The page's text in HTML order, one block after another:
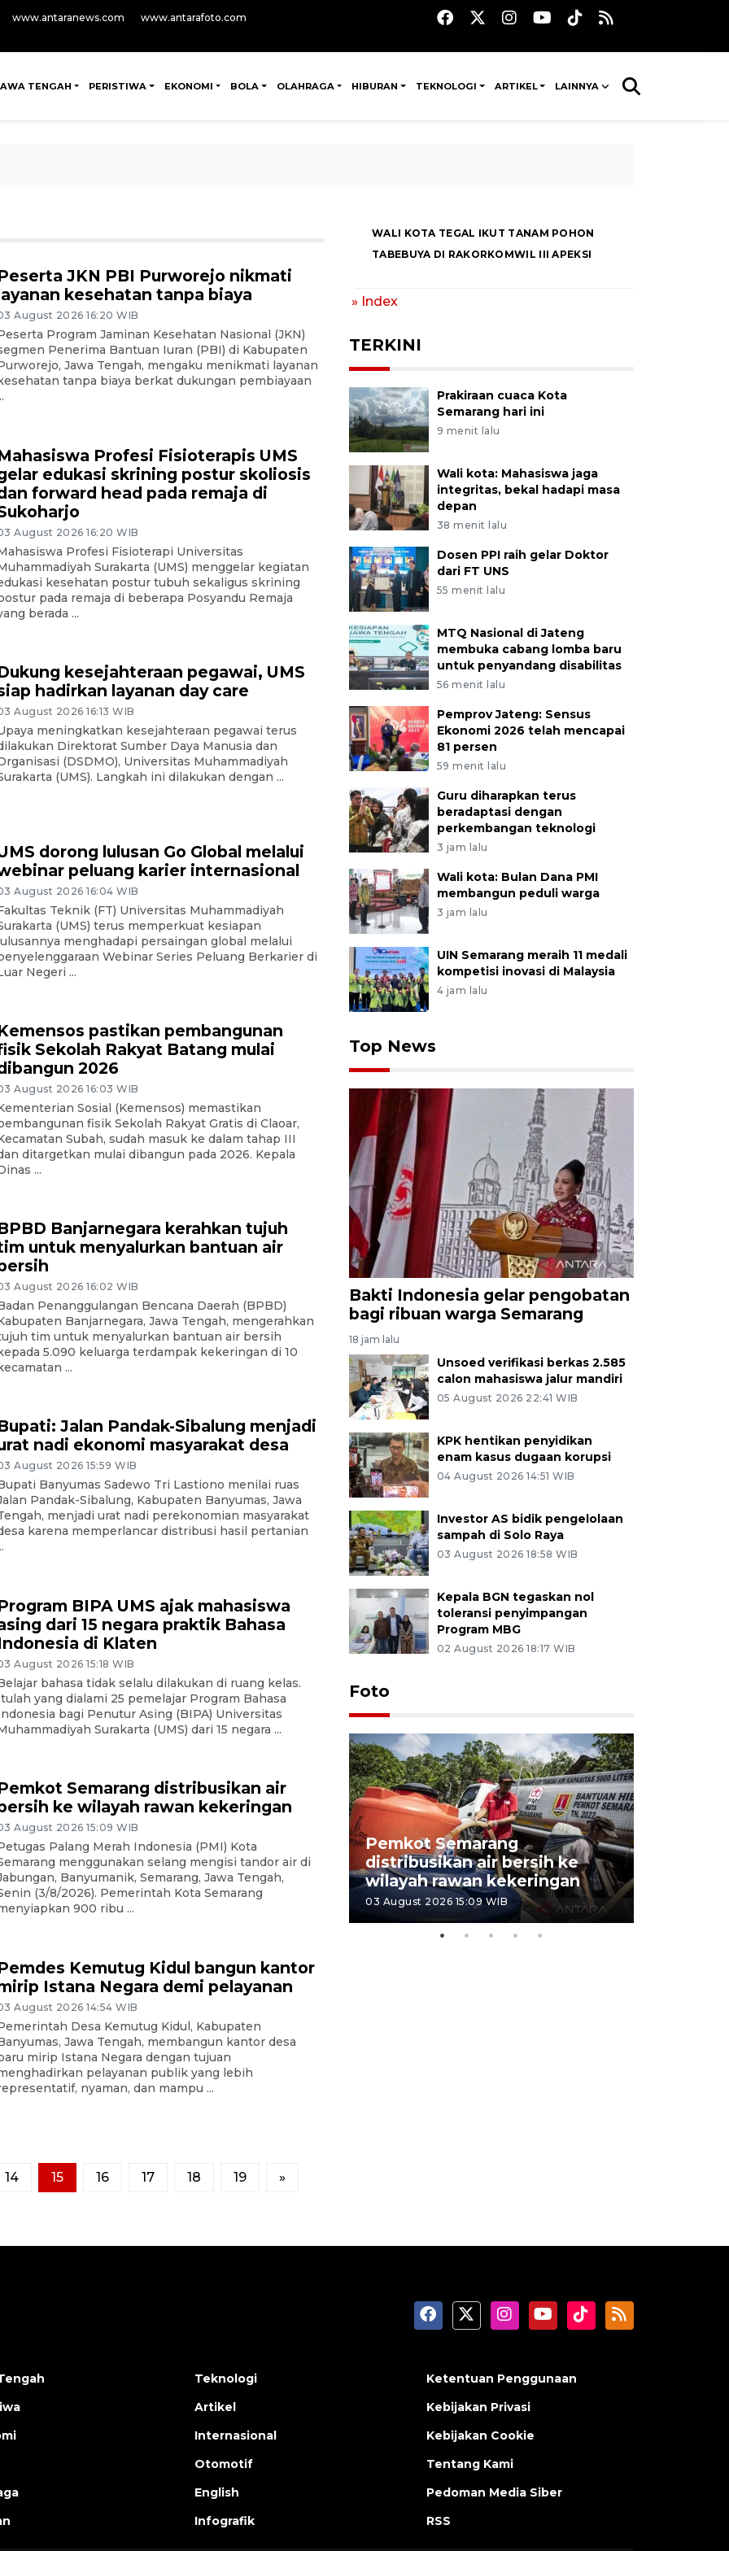
www.antaranews.com www.antarafoto.com
TENGAH PERISTIWA EKONOMI BOLA OLAHRAGA HIBURAN TEKNOLOGI ARTIKEL LAINNYA
JKN PBI Purworejo nikmati
kesehatan tanpa biaya
August 2026 16:20 WIB
Program Jaminan Kesehatan Nasional (JKN)
Penerima Bantuan Iuran (PBI) di Kabupaten
Jawa Tengah, mengaku menikmati layanan
tanpa biaya berkat dukungan pembiayaan
Profesi Fisioterapis UMS
edukasi skrining postur skoliosis
forward head pada remaja di
August 2026 16:20 WIB
Profesi Fisioterapi Universitas
Surakarta (UMS) menggelar kegiatan
kesehatan postur tubuh sekaligus skrining
pada remaja di beberapa Posyandu Remaja
berada ...
kesejahteraan pegawai, UMS
hadirkan layanan day care
August 2026 16:13 WIB
meningkatkan kesejahteraan pegawai terus
Direktorat Sumber Daya Manusia dan
(DSDMO), Universitas Muhammadiyah
(UMS). Langkah ini dilakukan dengan ...
dorong lulusan Go Global melalui
peluang karier internasional
August 2026 16:04 WIB
Teknik (FT) Universitas Muhammadiyah
(UMS) terus memperkuat kesiapan
menghadapi persaingan global melalui
Webinar Series Peluang Berkarier di
Negeri ...
pastikan pembangunan
Sekolah Rakyat Batang mulai
2026
August 2026 16:03 WIB
Sosial (Kemensos) memastikan
fisik Sekolah Rakyat Gratis di Claoar,
Subah, sudah masuk ke dalam tahap III
ditargetkan mulai dibangun pada 2026. Kepala
...
Banjarnegara kerahkan tujuh
untuk menyalurkan bantuan air
August 2026 16:02 WIB
Penanggulangan Bencana Daerah (BPBD)
Banjarnegara, Jawa Tengah, mengerahkan
tim untuk menyalurkan bantuan air bersih
5.090 keluarga terdampak kekeringan di 10
...
Jalan Pandak-Sibalung menjadi
nadi ekonomi masyarakat desa
August 2026 15:59 WIB
Banyumas Sadewo Tri Lastiono menilai ruas
Pandak-Sibalung, Kabupaten Banyumas, Jawa
menjadi urat nadi perekonomian masyarakat
karena memperlancar distribusi hasil pertanian
BIPA UMS ajak mahasiswa
dari 15 negara praktik Bahasa
di Klaten
August 2026 15:18 WIB
bahasa tidak selalu dilakukan di ruang kelas.
yang dialami 25 pemelajar Program Bahasa
bagi Penutur Asing (BIPA) Universitas
Surakarta (UMS) dari 15 negara ...
Semarang distribusikan air
ke wilayah rawan kekeringan
August 2026 15:09 WIB
Palang Merah Indonesia (PMI) Kota
menggunakan selang mengisi tandor air di
Banyumanik, Semarang, Jawa Tengah,
(3/8/2026). Pemerintah Kota Semarang
900 ribu ...
Kemutug Kidul bangun kantor
Istana Negara demi pelayanan
August 2026 14:54 WIB
Desa Kemutug Kidul, Kabupaten
Jawa Tengah, membangun kantor desa
mirip Istana Negara dengan tujuan
pelayanan publik yang lebih
nyaman, dan mampu ...
14 15 16 17 18 19 »
WALI KOTA TEGAL IKUT TANAM POHON
TABEBUYA DI RAKORKOMWIL III APEKSI
» Index
TERKINI
Prakiraan cuaca Kota
Semarang hari ini
9 menit lalu
Wali kota: Mahasiswa jaga
integritas, bekal hadapi masa
depan
38 menit lalu
Dosen PPI raih gelar Doktor
dari FT UNS
55 menit lalu
MTQ Nasional di Jateng
membuka cabang lomba baru
untuk penyandang disabilitas
56 menit lalu
Pemprov Jateng: Sensus
Ekonomi 2026 telah mencapai
81 persen
59 menit lalu
Guru diharapkan terus
beradaptasi dengan
perkembangan teknologi
3 jam lalu
Wali kota: Bulan Dana PMI
membangun peduli warga
3 jam lalu
UIN Semarang meraih 11 medali
kompetisi inovasi di Malaysia
4 jam lalu
Top News
Bakti Indonesia gelar pengobatan
bagi ribuan warga Semarang
18 jam lalu
Unsoed verifikasi berkas 2.585
calon mahasiswa jalur mandiri
05 August 2026 22:41 WIB
KPK hentikan penyidikan
enam kasus dugaan korupsi
04 August 2026 14:51 WIB
Investor AS bidik pengelolaan
sampah di Solo Raya
03 August 2026 18:58 WIB
Kepala BGN tegaskan nol
toleransi penyimpangan
Program MBG
02 August 2026 18:17 WIB
Foto
Kemarau memuncak, air
Waduk Delingan Karanganyar
menyusut
27 July 2026 20:07 WIB
Pemkot Semarang
distribusikan air bersih ke
wilayah rawan kekeringan
03 August 2026 15:09 WIB
Teknologi
Artikel
Internasional
Otomotif
English
Infografik
Ketentuan Penggunaan
Kebijakan Privasi
Kebijakan Cookie
Tentang Kami
Pedoman Media Siber
RSS